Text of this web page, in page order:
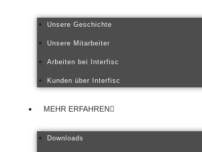
Unsere Geschichte
Unsere Mitarbeiter
Arbeiten bei Interfisc
Kunden über Interfisc
MEHR ERFAHREN
Downloads